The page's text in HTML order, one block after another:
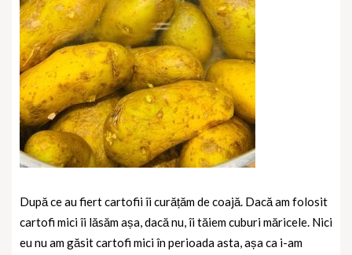
După ce au fiert cartofii îi curățăm de coajă. Dacă am folosit
cartofi mici îi lăsăm așa, dacă nu, îi tăiem cuburi măricele. Nici
eu nu am găsit cartofi mici în perioada asta, așa ca i-am